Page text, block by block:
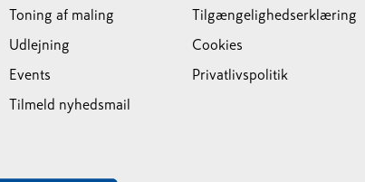
Toning af maling
Udlejning
Events
Tilmeld nyhedsmail
Tilgængelighedserklæring
Cookies
Privatlivspolitik